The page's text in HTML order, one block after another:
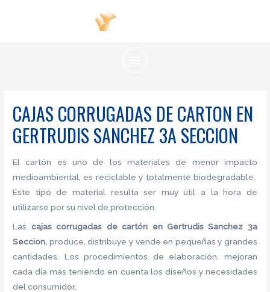
CAJAS CORRUGADAS DE CARTON EN
GERTRUDIS SANCHEZ 3A SECCION
El cartón es uno de los materiales de menor impacto
medioambiental, es reciclable y totalmente biodegradable.
Este tipo de material resulta ser muy útil a la hora de
utilizarse por su nivel de protección.
Las cajas corrugadas de cartón en Gertrudis Sanchez 3a
Seccion, produce, distribuye y vende en pequeñas y grandes
cantidades. Los procedimientos de elaboración, mejoran
cada día más teniendo en cuenta los diseños y necesidades
del consumidor.